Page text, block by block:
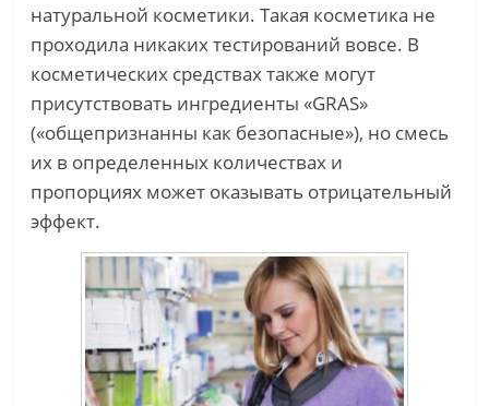
натуральной косметики. Такая косметика не
проходила никаких тестирований вовсе. В
косметических средствах также могут
присутствовать ингредиенты «GRAS»
(«общепризнанны как безопасные»), но смесь
их в определенных количествах и
пропорциях может оказывать отрицательный
эффект.